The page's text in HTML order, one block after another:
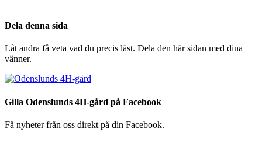
Dela denna sida
Låt andra få veta vad du precis läst. Dela den här sidan med dina
vänner.
Gilla Odenslunds 4H-gård på Facebook
Få nyheter från oss direkt på din Facebook.